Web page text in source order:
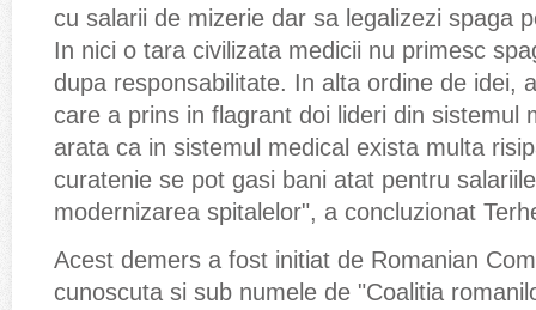
cu salarii de mizerie dar sa legalizezi spaga
In nici o tara civilizata medicii nu primesc
dupa responsabilitate. In alta ordine de idei,
care a prins in flagrant doi lideri din sistemul
arata ca in sistemul medical exista multa
curatenie se pot gasi bani atat pentru
modernizarea spitalelor", a concluzionat
Acest demers a fost initiat de Romanian
cunoscuta si sub numele de "Coalitia